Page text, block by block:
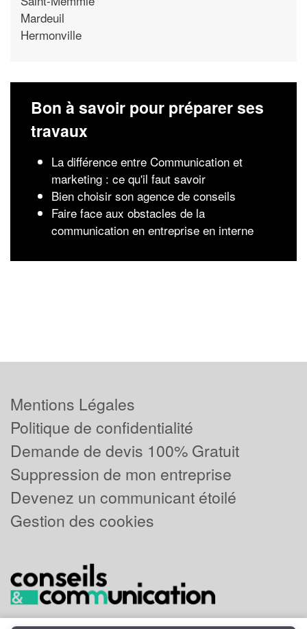
Mardeuil
Hermonville
Bon à savoir pour préparer ses
travaux
La différence entre Communication et
marketing : ce qu'il faut savoir
Bien choisir son agence de conseils
Faire face aux obstacles de la
communication en entreprise en interne
Mentions Légales
Politique de confidentialité
Demande de devis 100% Gratuit
Suppression de mon entreprise
Devenez un communicant étoilé
Gestion des cookies